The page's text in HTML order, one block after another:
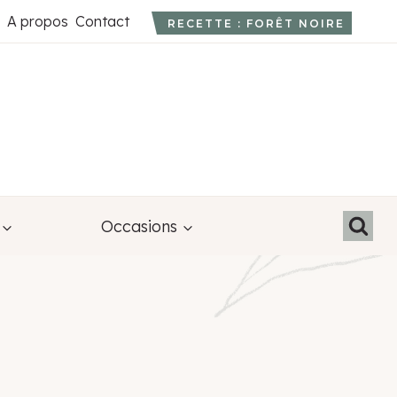
A propos Contact RECETTE : FORÊT NOIRE
Occasions